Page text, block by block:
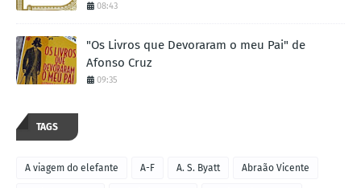
08:43
"Os Livros que Devoraram o meu Pai" de
Afonso Cruz
09:35
TAGS
A viagem do elefante A-F A. S. Byatt Abraão Vicente